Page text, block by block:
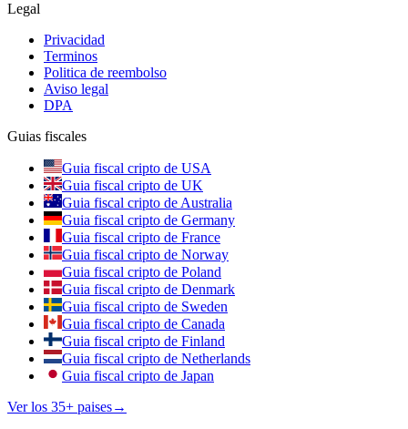
Legal
Privacidad
Terminos
Politica de reembolso
Aviso legal
DPA
Guias fiscales
Guia fiscal cripto de USA
Guia fiscal cripto de UK
Guia fiscal cripto de Australia
Guia fiscal cripto de Germany
Guia fiscal cripto de France
Guia fiscal cripto de Norway
Guia fiscal cripto de Poland
Guia fiscal cripto de Denmark
Guia fiscal cripto de Sweden
Guia fiscal cripto de Canada
Guia fiscal cripto de Finland
Guia fiscal cripto de Netherlands
Guia fiscal cripto de Japan
Ver los 35+ paises→